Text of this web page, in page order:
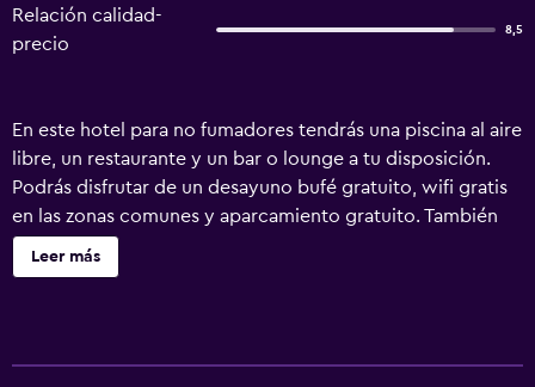
Relación calidad-
precio
8,5
En este hotel para no fumadores tendrás una piscina al aire
libre, un restaurante y un bar o lounge a tu disposición.
Podrás disfrutar de un desayuno bufé gratuito, wifi gratis
en las zonas comunes y aparcamiento gratuito. También
encontrarás un bar junto a la piscina, un bar-cafetería y
una cafetería. Hotel Sara De Ur ofrece 14 alojamientos con
Leer más